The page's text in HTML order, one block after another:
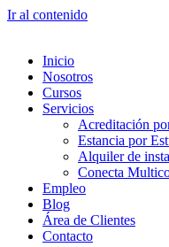
Ir al contenido
Inicio
Nosotros
Cursos
Servicios
Acreditación
Estancia por
Alquiler de
Conecta
Empleo
Blog
Área de Clientes
Contacto